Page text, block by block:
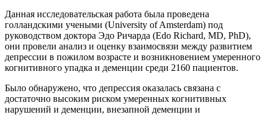
Данная исследовательская работа была проведена
голландскими учеными (University of Amsterdam) под
руководством доктора Эдо Ричарда (Edo Richard, MD, PhD),
они провели анализ и оценку взаимосвязи между развитием
депрессии в пожилом возрасте и возникновением умеренного
когнитивного упадка и деменции среди 2160 пациентов.
Было обнаружено, что депрессия оказалась связана с
достаточно высоким риском умеренных когнитивных
нарушений и деменции, внезапной деменции и